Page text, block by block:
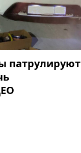
патрулируют